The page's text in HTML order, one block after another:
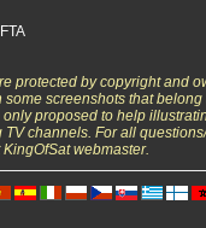
protected by copyright and
some screenshots that
proposed to help
channels. For all
webmaster.